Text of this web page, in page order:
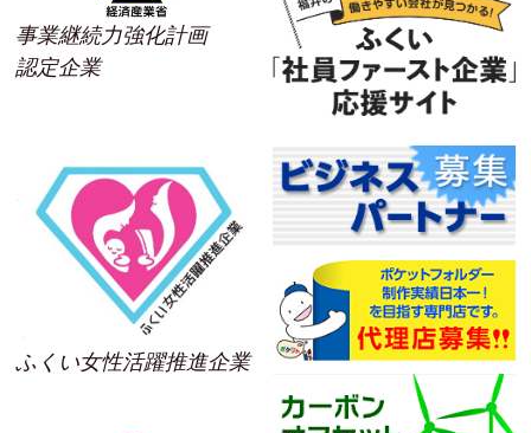
事業継続力強化計画
認定企業
ふくい女性活躍推進企業